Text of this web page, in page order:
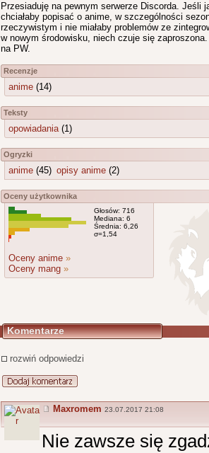
Przesiaduję na pewnym serwerze Discorda. Jeśli
chciałaby popisać o anime, w szczególności
rzeczywistym i nie miałaby problemów ze
w nowym środowisku, niech czuje się
na PW.
Recenzje
anime (14)
Teksty
opowiadania (1)
Ogryzki
anime (45) opisy anime (2)
Oceny użytkownika
Głosów: 716
Mediana: 6
Średnia: 6,26
σ=1,54
Oceny anime »
Oceny mang »
Komentarze
rozwiń odpowiedzi
Maxromem 23.07.2017 21:08
Nie zawsze się